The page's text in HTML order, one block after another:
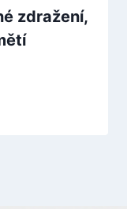
zdražení,